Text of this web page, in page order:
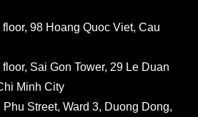
98 Hoang Quoc Viet, Cau
Sai Gon Tower, 29 Le Duan
Minh City
Street, Ward 3, Duong Dong,